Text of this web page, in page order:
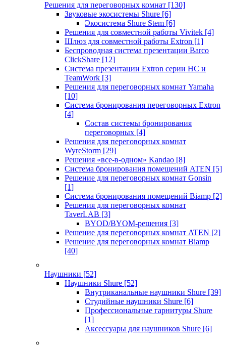
Решения для переговорных комнат [130]
Звуковые экосистемы Shure [6]
Экосистема Shure Stem [6]
Решения для совместной работы Vivitek [4]
Шлюз для совместной работы Extron [1]
Беспроводная система презентации Barco
ClickShare [12]
Система презентации Extron серии HC и
TeamWork [3]
Решения для переговорных комнат Yamaha
[10]
Система бронирования переговорных Extron
[4]
Состав системы бронирования
переговорных [4]
Решения для переговорных комнат
WyreStorm [29]
Решения «все-в-одном» Kandao [8]
Система бронирования помещений ATEN [5]
Решение для переговорных комнат Gonsin
[1]
Система бронирования помещений Biamp [2]
Решения для переговорных комнат
TaverLAB [3]
BYOD/BYOM-решения [3]
Решение для переговорных комнат ATEN [2]
Решение для переговорных комнат Biamp
[40]
Наушники [52]
Наушники Shure [52]
Внутриканальные наушники Shure [39]
Студийные наушники Shure [6]
Профессиональные гарнитуры Shure
[1]
Аксессуары для наушников Shure [6]